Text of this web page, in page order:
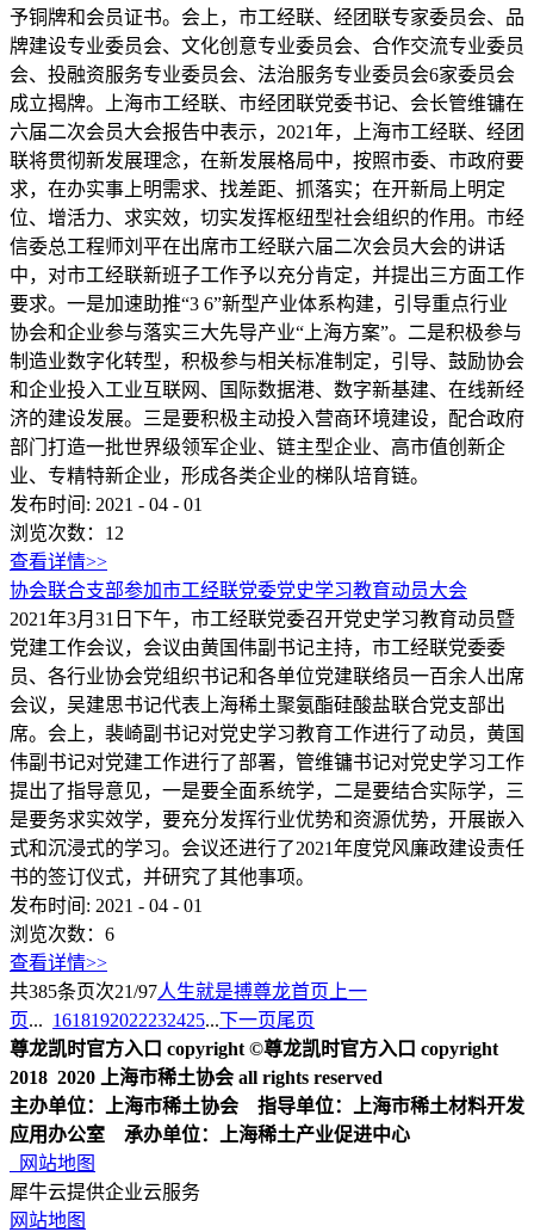
予铜牌和会员证书。会上，市工经联、经团联专家委员会、品
牌建设专业委员会、文化创意专业委员会、合作交流专业委员
会、投融资服务专业委员会、法治服务专业委员会6家委员会
成立揭牌。上海市工经联、市经团联党委书记、会长管维镛在
六届二次会员大会报告中表示，2021年，上海市工经联、经团
联将贯彻新发展理念，在新发展格局中，按照市委、市政府要
求，在办实事上明需求、找差距、抓落实；在开新局上明定
位、增活力、求实效，切实发挥枢纽型社会组织的作用。市经
信委总工程师刘平在出席市工经联六届二次会员大会的讲话
中，对市工经联新班子工作予以充分肯定，并提出三方面工作
要求。一是加速助推“3 6”新型产业体系构建，引导重点行业
协会和企业参与落实三大先导产业“上海方案”。二是积极参与
制造业数字化转型，积极参与相关标准制定，引导、鼓励协会
和企业投入工业互联网、国际数据港、数字新基建、在线新经
济的建设发展。三是要积极主动投入营商环境建设，配合政府
部门打造一批世界级领军企业、链主型企业、高市值创新企
业、专精特新企业，形成各类企业的梯队培育链。
发布时间: 2021 - 04 - 01
浏览次数： 12
查看详情>>
协会联合支部参加市工经联党委党史学习教育动员大会
2021年3月31日下午，市工经联党委召开党史学习教育动员暨
党建工作会议，会议由黄国伟副书记主持，市工经联党委委
员、各行业协会党组织书记和各单位党建联络员一百余人出席
会议，吴建思书记代表上海稀土聚氨酯硅酸盐联合党支部出
席。会上，裴崎副书记对党史学习教育工作进行了动员，黄国
伟副书记对党建工作进行了部署，管维镛书记对党史学习工作
提出了指导意见，一是要全面系统学，二是要结合实际学，三
是要务求实效学，要充分发挥行业优势和资源优势，开展嵌入
式和沉浸式的学习。会议还进行了2021年度党风廉政建设责任
书的签订仪式，并研究了其他事项。
发布时间: 2021 - 04 - 01
浏览次数： 6
查看详情>>
共385条页次21/97人生就是搏尊龙首页 上一
页... 1618192022232425...下一页尾页
尊龙凯时官方入口 copyright ©尊龙凯时官方入口 copyright
2018 2020 上海市稀土协会 all rights reserved
主办单位：上海市稀土协会 指导单位：上海市稀土材料开发
应用办公室 承办单位：上海稀土产业促进中心
网站地图
犀牛云提供企业云服务
网站地图